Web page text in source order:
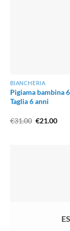
BIANCHERIA
Pigiama bambina
Taglia 6 anni
€31.00 Il
€21.00Il